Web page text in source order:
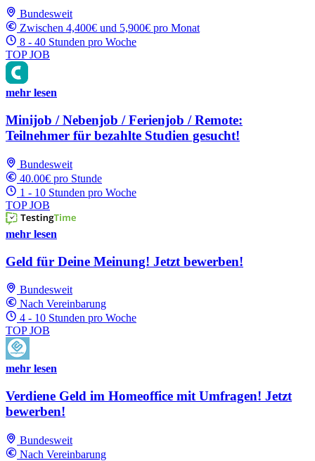
Bundesweit
Zwischen 4,400€ und 5,900€ pro Monat
8 - 40 Stunden pro Woche
TOP JOB
mehr lesen
Minijob / Nebenjob / Ferienjob / Remote:
Teilnehmer für bezahlte Studien gesucht!
Bundesweit
40.00€ pro Stunde
1 - 10 Stunden pro Woche
TOP JOB
mehr lesen
Geld für Deine Meinung! Jetzt bewerben!
Bundesweit
Nach Vereinbarung
4 - 10 Stunden pro Woche
TOP JOB
mehr lesen
Verdiene Geld im Homeoffice mit Umfragen! Jetzt
bewerben!
Bundesweit
Nach Vereinbarung